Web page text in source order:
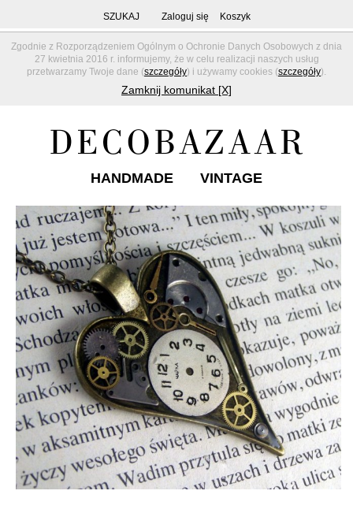
Zgodnie z Rozporządzeniem Ogólnym o Ochronie Danych Osobowych z dnia
27 kwietnia 2016 r. informujemy, że w celu realizacji naszych usług
przetwarzamy Twoje dane (szczegóły) i używamy cookies (szczegóły).
Zamknij komunikat [X]
SZUKAJ Zaloguj się Koszyk
HANDMADE VINTAGE